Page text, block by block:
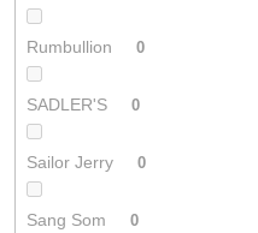
Rumbullion 0
SADLER'S 0
Sailor Jerry 0
Sang Som 0